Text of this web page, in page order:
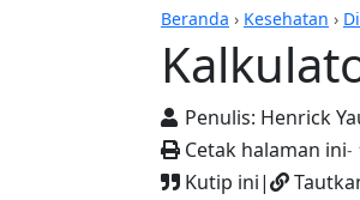
Beranda › Kesehatan ›
Penulis: Henrick
Cetak halaman ini-
Kutip ini|
Kalkulator-